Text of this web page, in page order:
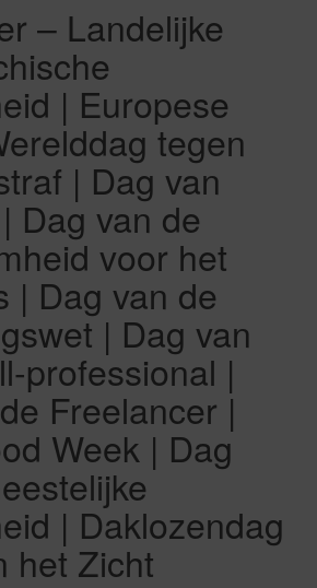
– Landelijke
| Europese
tegen
| Dag van
Dag van de
voor het
| Dag van de
| Dag van
professional |
Freelancer |
Week | Dag
| Daklozendag
het Zicht